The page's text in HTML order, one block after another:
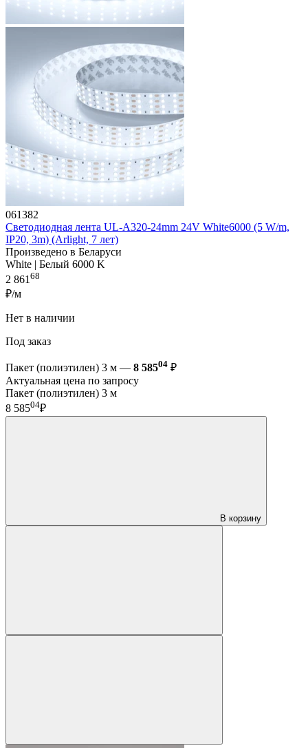
061382
Светодиодная лента UL-A320-24mm 24V White6000 (5 W/m,
IP20, 3m) (Arlight, 7 лет)
Произведено в Беларуси
White | Белый 6000 K
2 861 68
₽/м
Нет в наличии
Под заказ
Пакет (полиэтилен) 3 м — 8 58504 ₽
Актуальная цена по запросу
Пакет (полиэтилен) 3 м
8 58504₽
В корзину